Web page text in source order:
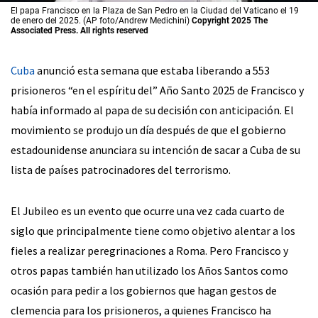
El papa Francisco en la Plaza de San Pedro en la Ciudad del Vaticano el 19
de enero del 2025. (AP foto/Andrew Medichini) Copyright 2025 The
Associated Press. All rights reserved
Cuba anunció esta semana que estaba liberando a 553
prisioneros “en el espíritu del” Año Santo 2025 de Francisco y
había informado al papa de su decisión con anticipación. El
movimiento se produjo un día después de que el gobierno
estadounidense anunciara su intención de sacar a Cuba de su
lista de países patrocinadores del terrorismo.
El Jubileo es un evento que ocurre una vez cada cuarto de
siglo que principalmente tiene como objetivo alentar a los
fieles a realizar peregrinaciones a Roma. Pero Francisco y
otros papas también han utilizado los Años Santos como
ocasión para pedir a los gobiernos que hagan gestos de
clemencia para los prisioneros, a quienes Francisco ha